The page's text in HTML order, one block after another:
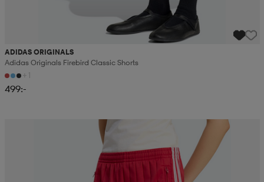
ADIDAS ORIGINALS
Adidas Originals Firebird Classic Shorts
+1
499:-